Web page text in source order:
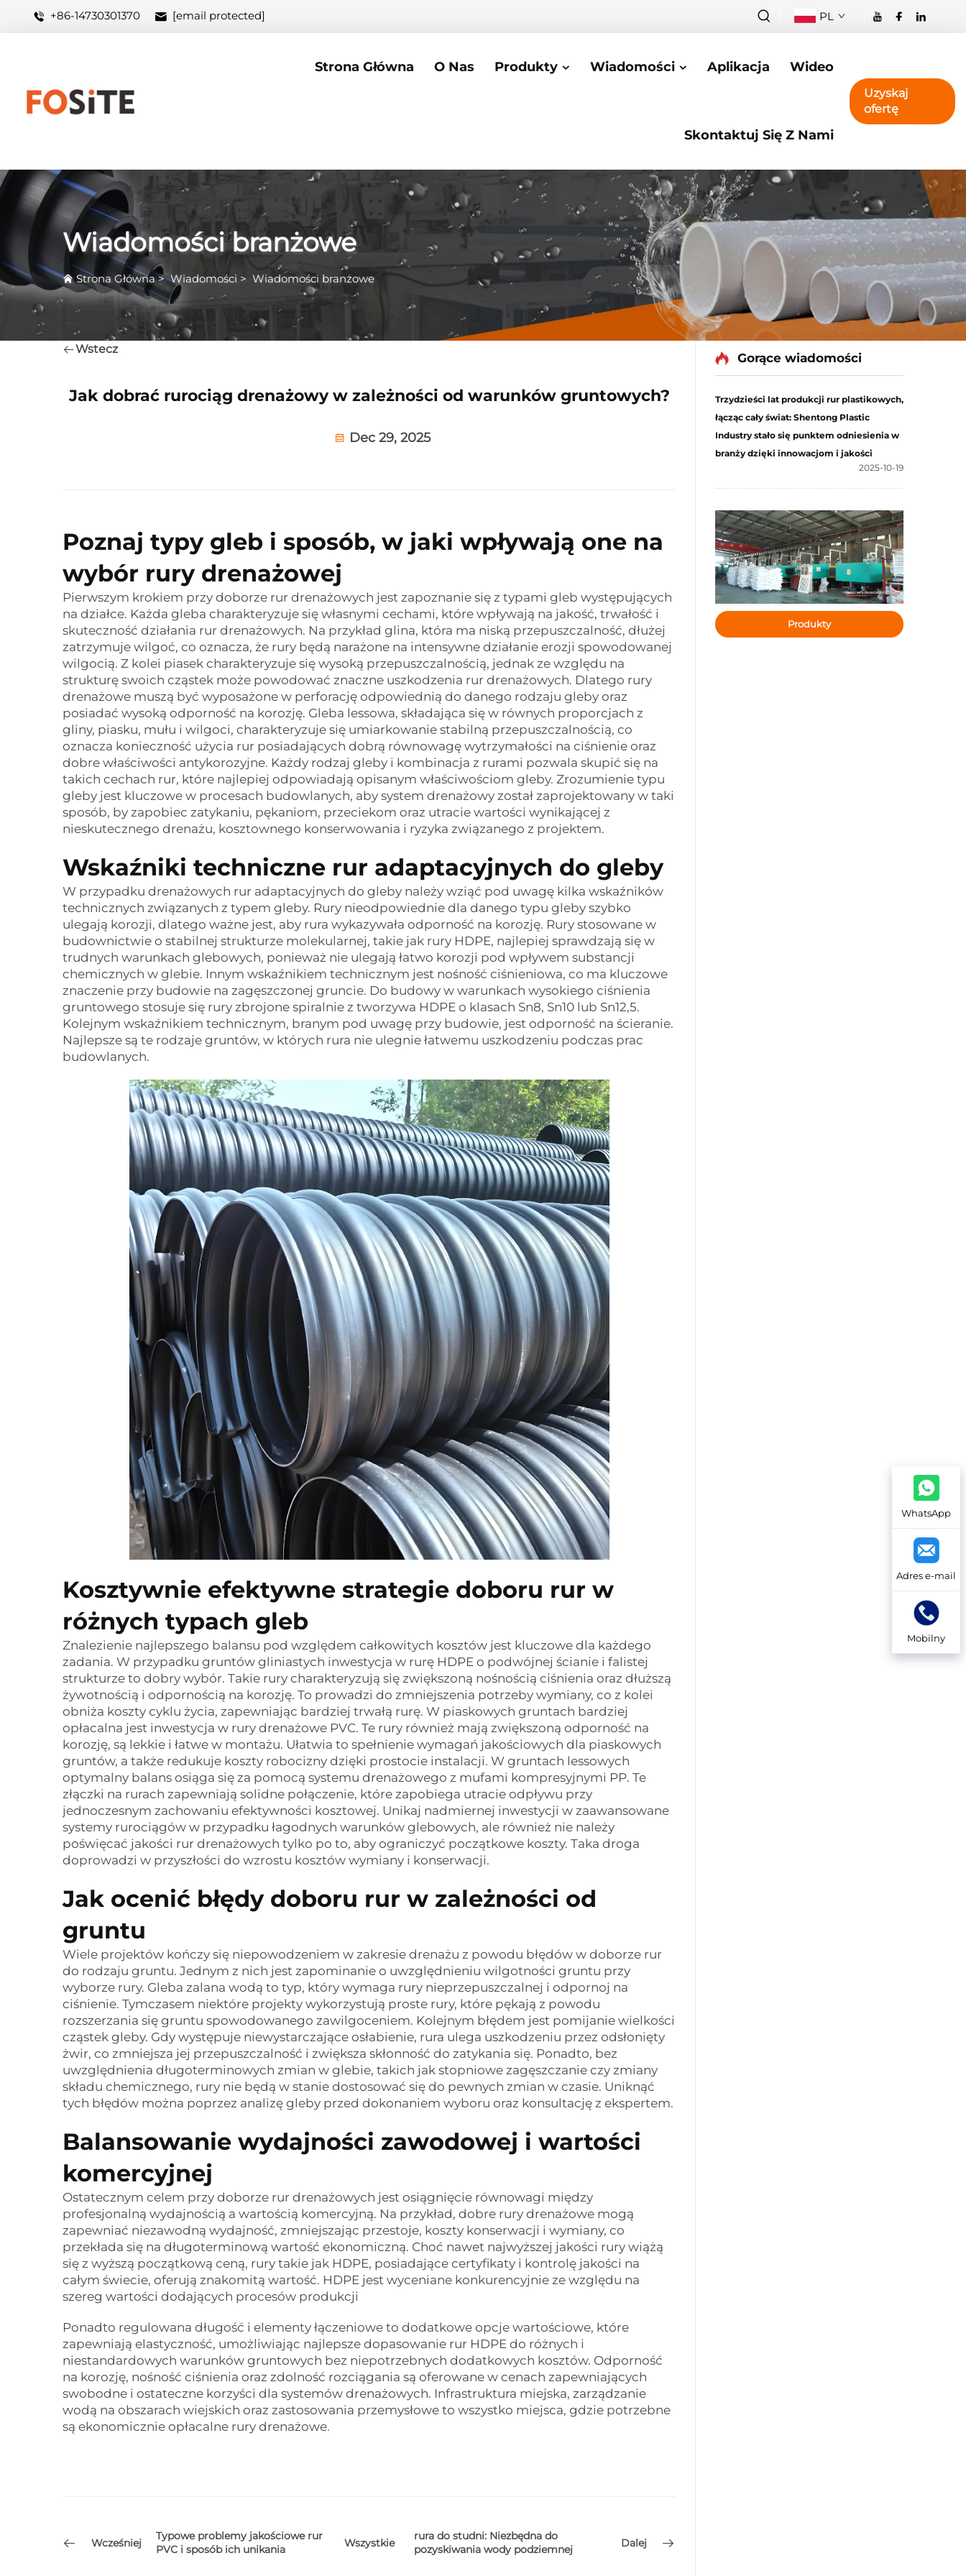
+86-14730301370 [email protected] PL
Strona Główna O Nas Produkty Wiadomości Aplikacja Wideo
Skontaktuj Się Z Nami
Uzyskaj
ofertę
Wiadomości branżowe
Strona Główna>Wiadomości > Wiadomości branżowe
Wstecz
Jak dobrać rurociąg drenażowy w zależności od warunków gruntowych?
Dec 29, 2025
Poznaj typy gleb i sposób, w jaki wpływają one na
wybór rury drenażowej
Pierwszym krokiem przy doborze rur drenażowych jest zapoznanie się z typami gleb występujących
na działce. Każda gleba charakteryzuje się własnymi cechami, które wpływają na jakość, trwałość i
skuteczność działania rur drenażowych. Na przykład glina, która ma niską przepuszczalność, dłużej
zatrzymuje wilgoć, co oznacza, że rury będą narażone na intensywne działanie erozji spowodowanej
wilgocią. Z kolei piasek charakteryzuje się wysoką przepuszczalnością, jednak ze względu na
strukturę swoich cząstek może powodować znaczne uszkodzenia rur drenażowych. Dlatego rury
drenażowe muszą być wyposażone w perforację odpowiednią do danego rodzaju gleby oraz
posiadać wysoką odporność na korozję. Gleba lessowa, składająca się w równych proporcjach z
gliny, piasku, mułu i wilgoci, charakteryzuje się umiarkowanie stabilną przepuszczalnością, co
oznacza konieczność użycia rur posiadających dobrą równowagę wytrzymałości na ciśnienie oraz
dobre właściwości antykorozyjne. Każdy rodzaj gleby i kombinacja z rurami pozwala skupić się na
takich cechach rur, które najlepiej odpowiadają opisanym właściwościom gleby. Zrozumienie typu
gleby jest kluczowe w procesach budowlanych, aby system drenażowy został zaprojektowany w taki
sposób, by zapobiec zatykaniu, pękaniom, przeciekom oraz utracie wartości wynikającej z
nieskutecznego drenażu, kosztownego konserwowania i ryzyka związanego z projektem.
Wskaźniki techniczne rur adaptacyjnych do gleby
W przypadku drenażowych rur adaptacyjnych do gleby należy wziąć pod uwagę kilka wskaźników
technicznych związanych z typem gleby. Rury nieodpowiednie dla danego typu gleby szybko
ulegają korozji, dlatego ważne jest, aby rura wykazywała odporność na korozję. Rury stosowane w
budownictwie o stabilnej strukturze molekularnej, takie jak rury HDPE, najlepiej sprawdzają się w
trudnych warunkach glebowych, ponieważ nie ulegają łatwo korozji pod wpływem substancji
chemicznych w glebie. Innym wskaźnikiem technicznym jest nośność ciśnieniowa, co ma kluczowe
znaczenie przy budowie na zagęszczonej gruncie. Do budowy w warunkach wysokiego ciśnienia
gruntowego stosuje się rury zbrojone spiralnie z tworzywa HDPE o klasach Sn8, Sn10 lub Sn12,5.
Kolejnym wskaźnikiem technicznym, branym pod uwagę przy budowie, jest odporność na ścieranie.
Najlepsze są te rodzaje gruntów, w których rura nie ulegnie łatwemu uszkodzeniu podczas prac
budowlanych.
Kosztywnie efektywne strategie doboru rur w
różnych typach gleb
Znalezienie najlepszego balansu pod względem całkowitych kosztów jest kluczowe dla każdego
zadania. W przypadku gruntów gliniastych inwestycja w rurę HDPE o podwójnej ścianie i falistej
strukturze to dobry wybór. Takie rury charakteryzują się zwiększoną nośnością ciśnienia oraz dłuższą
żywotnością i odpornością na korozję. To prowadzi do zmniejszenia potrzeby wymiany, co z kolei
obniża koszty cyklu życia, zapewniając bardziej trwałą rurę. W piaskowych gruntach bardziej
opłacalna jest inwestycja w rury drenażowe PVC. Te rury również mają zwiększoną odporność na
korozję, są lekkie i łatwe w montażu. Ułatwia to spełnienie wymagań jakościowych dla piaskowych
gruntów, a także redukuje koszty robocizny dzięki prostocie instalacji. W gruntach lessowych
optymalny balans osiąga się za pomocą systemu drenażowego z mufami kompresyjnymi PP. Te
złączki na rurach zapewniają solidne połączenie, które zapobiega utracie odpływu przy
jednoczesnym zachowaniu efektywności kosztowej. Unikaj nadmiernej inwestycji w zaawansowane
systemy rurociągów w przypadku łagodnych warunków glebowych, ale również nie należy
poświęcać jakości rur drenażowych tylko po to, aby ograniczyć początkowe koszty. Taka droga
doprowadzi w przyszłości do wzrostu kosztów wymiany i konserwacji.
Jak ocenić błędy doboru rur w zależności od
gruntu
Wiele projektów kończy się niepowodzeniem w zakresie drenażu z powodu błędów w doborze rur
do rodzaju gruntu. Jednym z nich jest zapominanie o uwzględnieniu wilgotności gruntu przy
wyborze rury. Gleba zalana wodą to typ, który wymaga rury nieprzepuszczalnej i odpornoj na
ciśnienie. Tymczasem niektóre projekty wykorzystują proste rury, które pękają z powodu
rozszerzania się gruntu spowodowanego zawilgoceniem. Kolejnym błędem jest pomijanie wielkości
cząstek gleby. Gdy występuje niewystarczające osłabienie, rura ulega uszkodzeniu przez odsłonięty
żwir, co zmniejsza jej przepuszczalność i zwiększa skłonność do zatykania się. Ponadto, bez
uwzględnienia długoterminowych zmian w glebie, takich jak stopniowe zagęszczanie czy zmiany
składu chemicznego, rury nie będą w stanie dostosować się do pewnych zmian w czasie. Uniknąć
tych błędów można poprzez analizę gleby przed dokonaniem wyboru oraz konsultację z ekspertem.
Balansowanie wydajności zawodowej i wartości
komercyjnej
Ostatecznym celem przy doborze rur drenażowych jest osiągnięcie równowagi między
profesjonalną wydajnością a wartością komercyjną. Na przykład, dobre rury drenażowe mogą
zapewniać niezawodną wydajność, zmniejszając przestoje, koszty konserwacji i wymiany, co
przekłada się na długoterminową wartość ekonomiczną. Choć nawet najwyższej jakości rury wiążą
się z wyższą początkową ceną, rury takie jak HDPE, posiadające certyfikaty i kontrolę jakości na
całym świecie, oferują znakomitą wartość. HDPE jest wyceniane konkurencyjnie ze względu na
szereg wartości dodających procesów produkcji
Ponadto regulowana długość i elementy łączeniowe to dodatkowe opcje wartościowe, które
zapewniają elastyczność, umożliwiając najlepsze dopasowanie rur HDPE do różnych i
niestandardowych warunków gruntowych bez niepotrzebnych dodatkowych kosztów. Odporność
na korozję, nośność ciśnienia oraz zdolność rozciągania są oferowane w cenach zapewniających
swobodne i ostateczne korzyści dla systemów drenażowych. Infrastruktura miejska, zarządzanie
wodą na obszarach wiejskich oraz zastosowania przemysłowe to wszystko miejsca, gdzie potrzebne
są ekonomicznie opłacalne rury drenażowe.
Wcześniej
Typowe problemy jakościowe rur
PVC i sposób ich unikania
Wszystkie
rura do studni: Niezbędna do
pozyskiwania wody podziemnej
Dalej
Gorące wiadomości
Trzydzieści lat produkcji rur plastikowych,
łącząc cały świat: Shentong Plastic
Industry stało się punktem odniesienia w
branży dzięki innowacjom i jakości
2025-10-19
Produkty
WhatsApp
Adres e-mail
Mobilny